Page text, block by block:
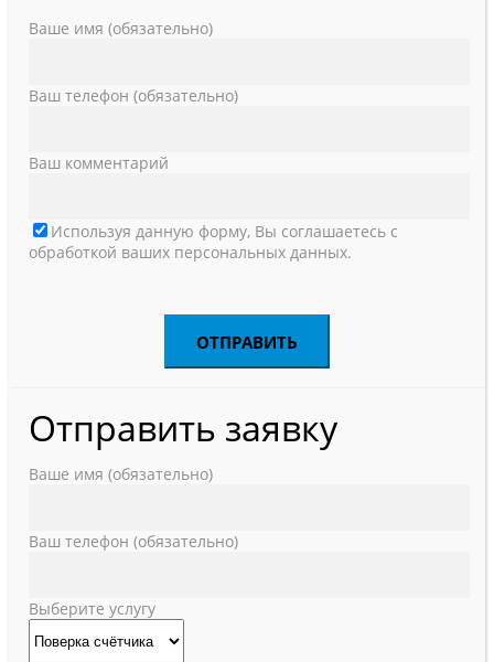
Ваше имя (обязательно)
Ваш телефон (обязательно)
Ваш комментарий
Используя данную форму, Вы соглашаетесь с
обработкой ваших персональных данных.
Отправить заявку
Ваше имя (обязательно)
Ваш телефон (обязательно)
Выберите услугу